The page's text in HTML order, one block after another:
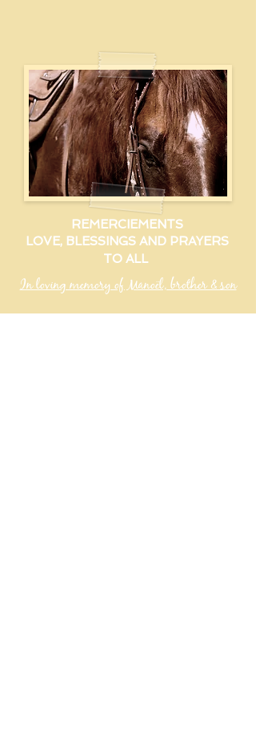
REMERCIEMENTS
LOVE, BLESSINGS AND PRAYERS
TO ALL
In loving memory of Manoël, brother & son